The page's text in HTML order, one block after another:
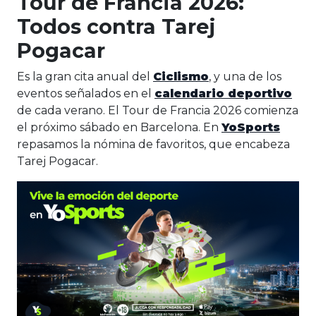
Todos contra Tarej
Pogacar
Es la gran cita anual del Ciclismo, y una de los
eventos señalados en el calendario deportivo
de cada verano. El Tour de Francia 2026 comienza
el próximo sábado en Barcelona. En YoSports
repasamos la nómina de favoritos, que encabeza
Tarej Pogacar.